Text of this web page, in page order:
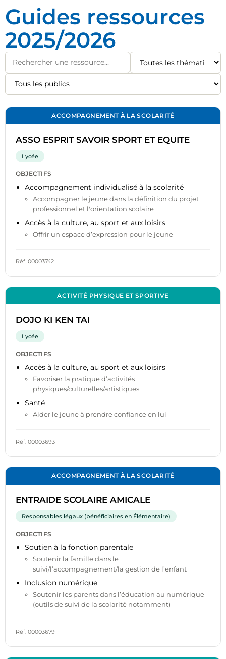
Guides ressources
2025/2026
ACCOMPAGNEMENT À LA SCOLARITÉ
ASSO ESPRIT SAVOIR SPORT ET EQUITE
Lycée
OBJECTIFS
Accompagnement individualisé à la scolarité
Accompagner le jeune dans la définition du projet
professionnel et l'orientation scolaire
Accès à la culture, au sport et aux loisirs
Offrir un espace d’expression pour le jeune
Réf. 00003742
ACTIVITÉ PHYSIQUE ET SPORTIVE
DOJO KI KEN TAI
Lycée
OBJECTIFS
Accès à la culture, au sport et aux loisirs
Favoriser la pratique d’activités
physiques/culturelles/artistiques
Santé
Aider le jeune à prendre confiance en lui
Réf. 00003693
ACCOMPAGNEMENT À LA SCOLARITÉ
ENTRAIDE SCOLAIRE AMICALE
Responsables légaux (bénéficiaires en Élémentaire)
OBJECTIFS
Soutien à la fonction parentale
Soutenir la famille dans le
suivi/l’accompagnement/la gestion de l’enfant
Inclusion numérique
Soutenir les parents dans l’éducation au numérique
(outils de suivi de la scolarité notamment)
Réf. 00003679